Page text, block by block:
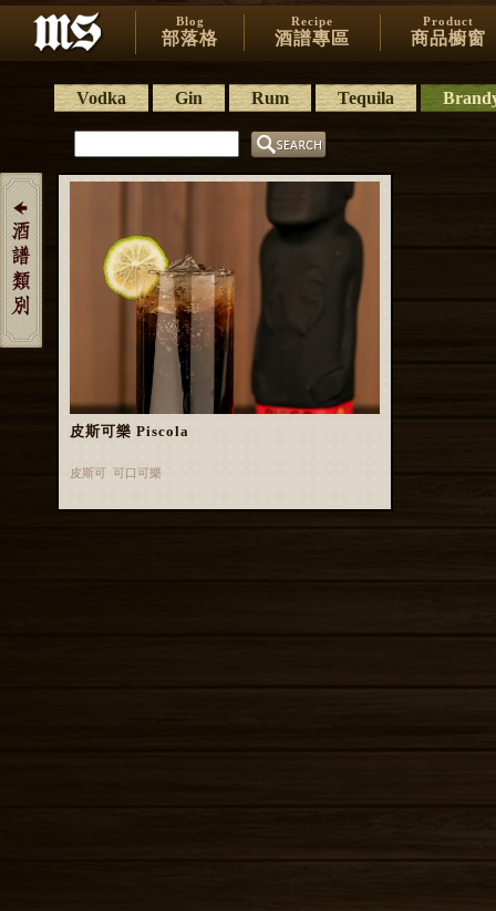
Blog
部落格
Recipe
酒譜專區
Product
商品櫥窗
Vodka Gin Rum Tequila
皮斯可樂 Piscola
皮斯可 可口可樂